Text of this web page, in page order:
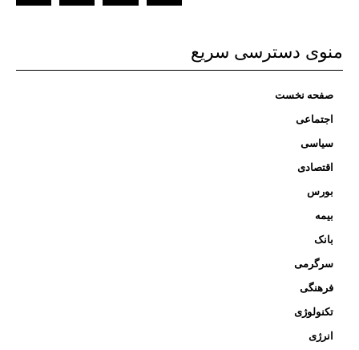
منوی دسترسی سریع
صفحه نخست
اجتماعی
سیاسی
اقتصادی
بورس
بیمه
بانک
سرگرمی
فرهنگی
تکنولوژی
انرژی